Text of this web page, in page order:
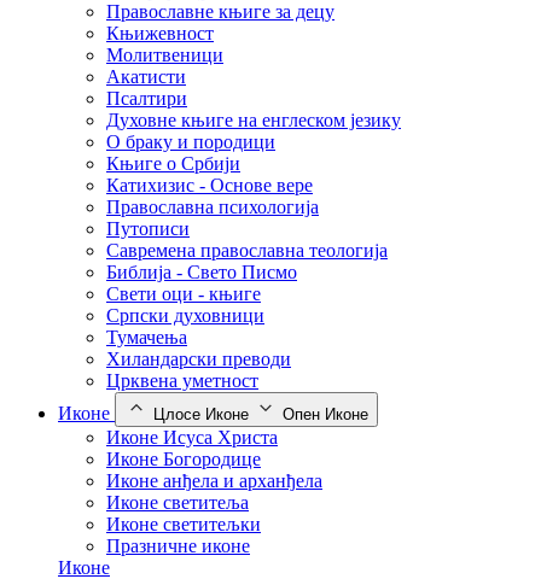
Православне књиге за децу
Књижевност
Молитвеници
Акатисти
Псалтири
Духовне књиге на енглеском језику
О браку и породици
Књиге о Србији
Катихизис - Основе вере
Православна психологија
Путописи
Савремена православна теологија
Библија - Свето Писмо
Свети оци - књиге
Српски духовници
Тумачења
Хиландарски преводи
Црквена уметност
Иконе
Цлосе Иконе Опен Иконе
Иконе Исуса Христа
Иконе Богородице
Иконе анђела и арханђела
Иконе светитеља
Иконе светитељки
Празничне иконе
Иконе